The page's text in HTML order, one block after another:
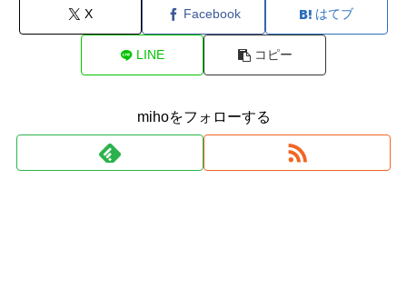
X Facebook はてブ
LINE コピー
mihoをフォローする